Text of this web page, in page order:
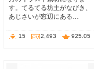
す。てるてる坊主がなびき、
あじさいが窓辺にある…
15 2,493 925.05